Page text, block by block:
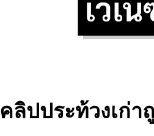
คลิปประท้วงเก่